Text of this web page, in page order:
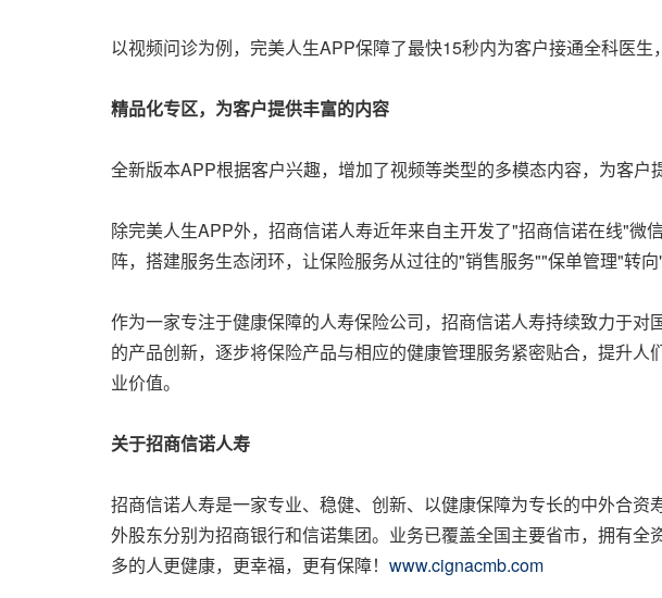
以视频问诊为例，完美人生APP保障了最快15秒内为客户接通全科医
精品化专区，为客户提供丰富的内容
全新版本APP根据客户兴趣，增加了视频等类型的多模态内容，为客
除完美人生APP外，招商信诺人寿近年来自主开发了"招商信诺在线"
阵，搭建服务生态闭环，让保险服务从过往的"销售服务""保单管理"转向
作为一家专注于健康保障的人寿保险公司，招商信诺人寿持续致力于
的产品创新，逐步将保险产品与相应的健康管理服务紧密贴合，提升
业价值。
关于招商信诺人寿
招商信诺人寿是一家专业、稳健、创新、以健康保障为专长的中外合
外股东分别为招商银行和信诺集团。业务已覆盖全国主要省市，拥有
多的人更健康，更幸福，更有保障！ www.cignacmb.com